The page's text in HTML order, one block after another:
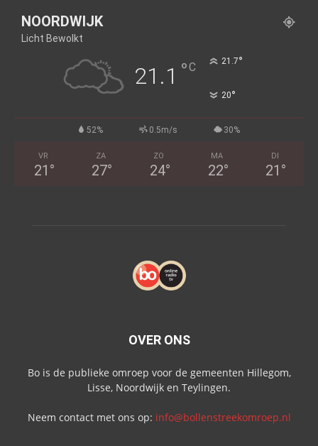
NOORDWIJK
Licht Bewolkt
21.1 °C 21.7°
20°
52% 0.5m/s 30%
VR
21 °
ZA
27°
ZO
24°
MA
22°
DI
21 °
OVER ONS
Bo is de publieke omroep voor de gemeenten Hillegom,
Lisse, Noordwijk en Teylingen.
Neem contact met ons op: info@bollenstreekomroep.nl